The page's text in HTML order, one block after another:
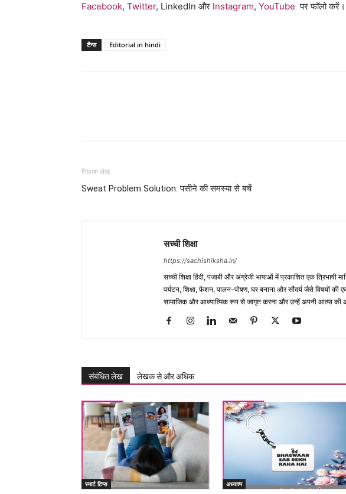
Facebook, Twitter, LinkedIn और Instagram, YouTube पर फॉलो करें।
टैग्स Editorial in hindi
पिछला लेख
Sweat Problem Solution: पसीने की समस्या से बचें
सच्ची शिक्षा
https://sachishiksha.in/
सच्ची शिक्षा हिंदी, पंजाबी और अंग्रेजी भाषाओं में प्रकाशित एक
पर्यटन, शिक्षा, फैशन, पालन-पोषण, घर बनाना और सौंदर्य जैसे विषयों की
सामाजिक और आध्यात्मिक रूप से जागृत करना और उन्हें अपनी आत्मा की
संबंधित लेख लेखक से और अधिक
स्मार्ट टिप्स अध्यात्म